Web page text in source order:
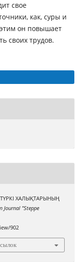
свое
как, суры и
он повышает
своих трудов.
ТҮРКІ ХАЛЫҚТАРЫНЫҢ
Journal "Steppe
902